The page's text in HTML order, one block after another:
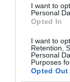
I want to
Personal
Opted In
I want to
Retention,
Personal
Purposes
Opted Out
Germania
Dicembre 2010